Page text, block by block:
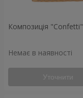
Композиція "Confetti"
Немає в наявності
Уточнити